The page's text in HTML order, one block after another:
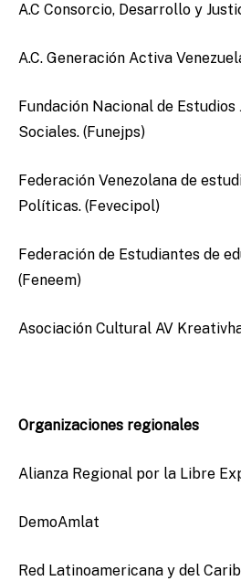
A.C Consorcio, Desarrollo y
A.C. Generación Activa
Fundación Nacional de
Sociales. (Funejps)
Federación Venezolana de
Políticas. (Fevecipol)
Federación de Estudiantes de
(Feneem)
Asociación Cultural AV
Organizaciones regionales
Alianza Regional por la Libre
DemoAmlat
Red Latinoamericana y del